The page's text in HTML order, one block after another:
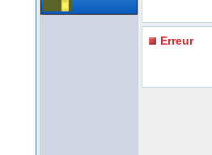
Erreur